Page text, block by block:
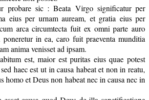
probare sic : Beata Virgo significatur per
eius per urnam auream, et gratia eius per
arca circumtecta fuit ex omni parte auro
poneretur in ea, caro fuit praeventa munditia
anima venisset ad ipsam.
est, maior est puritas eius quae potest
haec est ut in causa habeat et non in reatu,
homo et Deus non habeat nec in causa nec in